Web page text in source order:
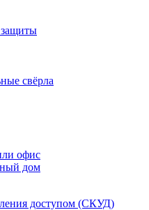
свёрла
офис
дом
доступом (СКУД)